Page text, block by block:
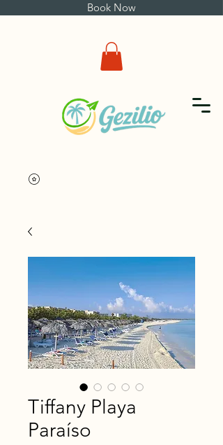
Book Now
Tiffany Playa
Paraíso